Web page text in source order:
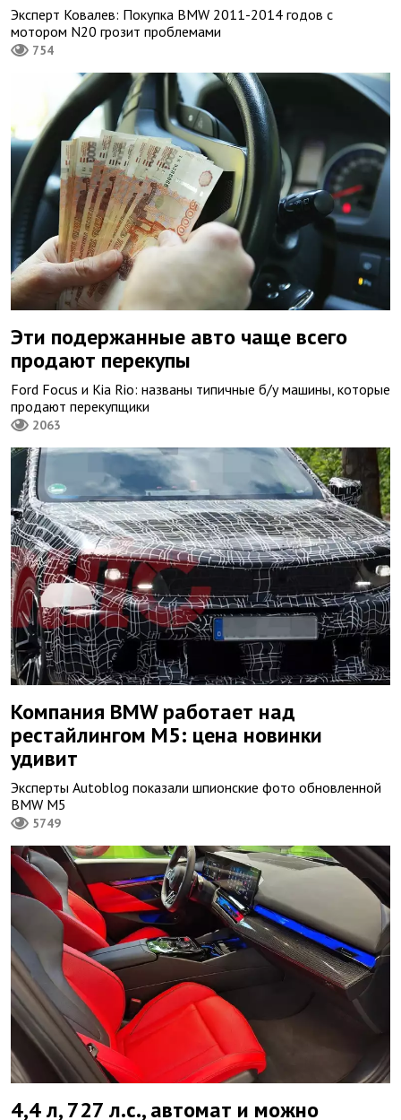
Эксперт Ковалев: Покупка BMW 2011-2014 годов с
мотором N20 грозит проблемами
754
Эти подержанные авто чаще всего
продают перекупы
Ford Focus и Kia Rio: названы типичные б/у машины, которые
продают перекупщики
2063
Компания BMW работает над
рестайлингом M5: цена новинки
удивит
Эксперты Autoblog показали шпионские фото обновленной
BMW M5
5749
4,4 л, 727 л.с., автомат и можно